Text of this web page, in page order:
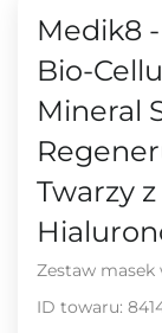
Medik8
Bio-
Mineral
Twarzy
Zestaw masek
ID towaru: